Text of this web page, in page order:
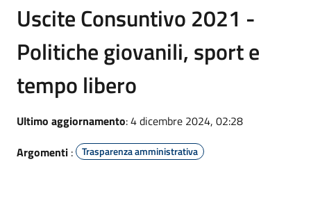
Uscite Consuntivo 2021 -
Politiche giovanili, sport e
tempo libero
Ultimo aggiornamento: 4 dicembre 2024, 02:28
Argomenti : Trasparenza amministrativa